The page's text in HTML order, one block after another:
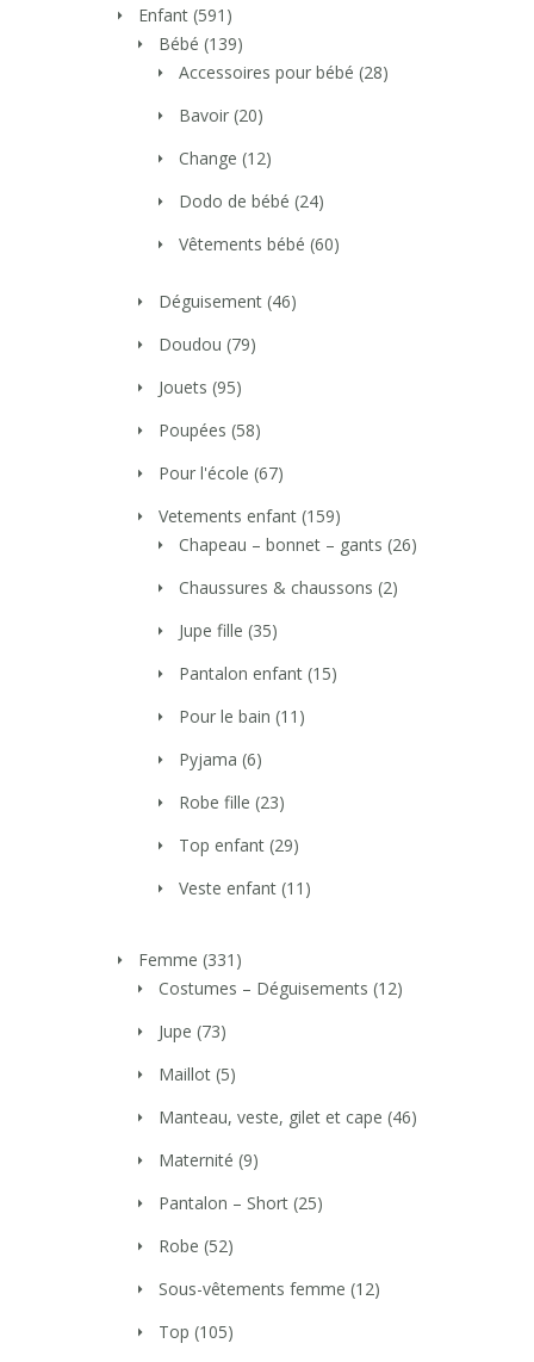
Enfant (591)
Bébé (139)
Accessoires pour bébé (28)
Bavoir (20)
Change (12)
Dodo de bébé (24)
Vêtements bébé (60)
Déguisement (46)
Doudou (79)
Jouets (95)
Poupées (58)
Pour l'école (67)
Vetements enfant (159)
Chapeau – bonnet – gants (26)
Chaussures & chaussons (2)
Jupe fille (35)
Pantalon enfant (15)
Pour le bain (11)
Pyjama (6)
Robe fille (23)
Top enfant (29)
Veste enfant (11)
Femme (331)
Costumes – Déguisements (12)
Jupe (73)
Maillot (5)
Manteau, veste, gilet et cape (46)
Maternité (9)
Pantalon – Short (25)
Robe (52)
Sous-vêtements femme (12)
Top (105)